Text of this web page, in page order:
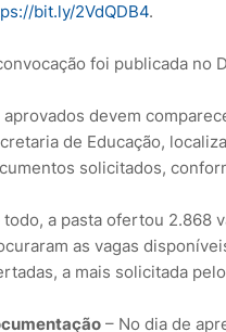
bit.ly/2VdQDB4.
foi publicada no
aprovados devem
de Educação,
solicitados,
todo, a pasta ofertou 2.868
as vagas
a mais solicitada
– No dia de